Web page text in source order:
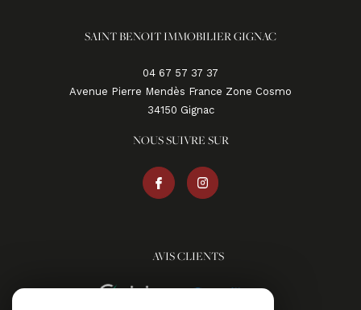
SAINT BENOIT IMMOBILIER GIGNAC
04 67 57 37 37
Avenue Pierre Mendès France Zone Cosmo
34150
gignac
NOUS SUIVRE SUR
AVIS CLIENTS